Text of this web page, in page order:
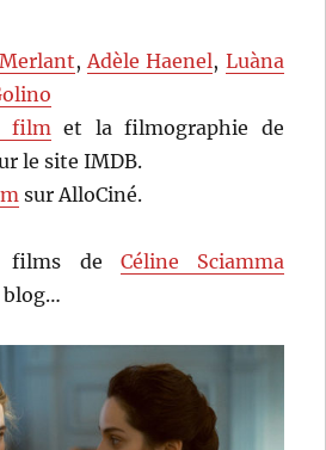
,Adèle Haenel, Luàna
filmet la filmographie de
le site IMDB.
sur AlloCiné.
films de Céline Sciamma
blog…